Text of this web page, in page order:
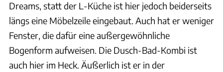
Dreams, statt der L-Küche ist hier jedoch beiderseits
längs eine Möbelzeile eingebaut. Auch hat er weniger
Fenster, die dafür eine außergewöhnliche
Bogenform aufweisen. Die Dusch-Bad-Kombi ist
auch hier im Heck. Äußerlich ist er in der